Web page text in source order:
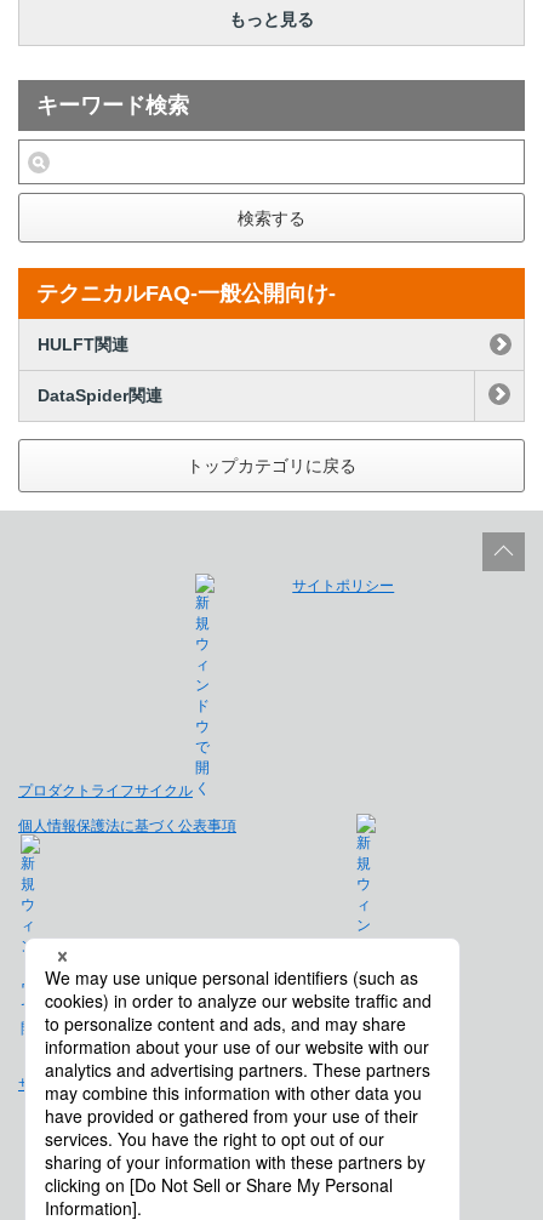
もっと見る
キーワード検索
検索する
テクニカルFAQ-一般公開向け-
HULFT関連
DataSpider関連
トップカテゴリに戻る
プロダクトライフサイクル
サイトポリシー
個人情報保護法に基づく公表事項
免責事項
サイトマップ